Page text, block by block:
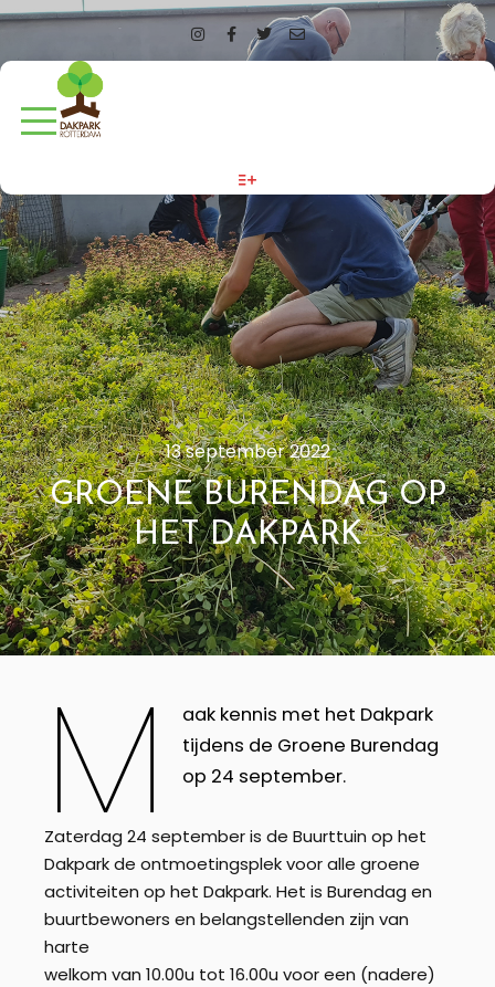
More info
13 september 2022
GROENE BURENDAG OP
HET DAKPARK
M
aak kennis met het Dakpark
tijdens de Groene Burendag
op 24 september.
Zaterdag 24 september is de Buurttuin op het
Dakpark de ontmoetingsplek voor alle groene
activiteiten op het Dakpark. Het is Burendag en
buurtbewoners en belangstellenden zijn van
harte
welkom van 10.00u tot 16.00u voor een (nadere)